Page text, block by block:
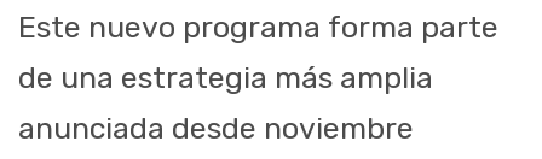
Este nuevo programa forma parte
de una estrategia más amplia
anunciada desde noviembre